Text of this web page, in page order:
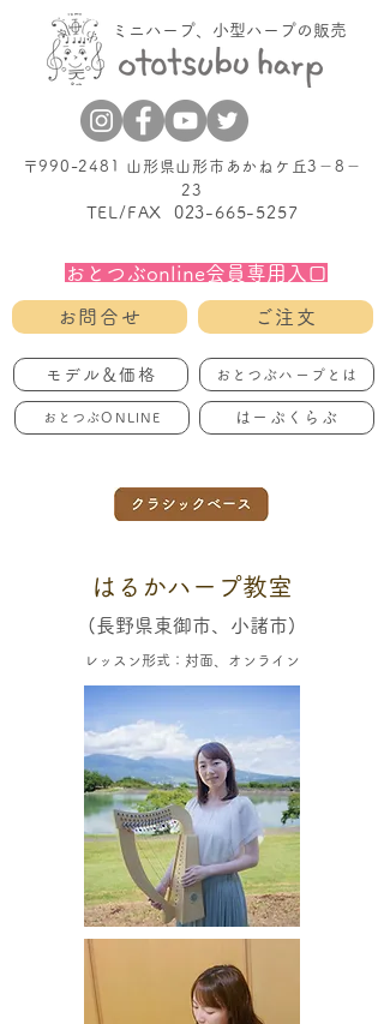
ミニハープ、小型ハープの販売
〒990-2481 山形県山形市あかねケ丘3－8－
23
TEL/FAX 023-665-5257
おとつぶonline会員専用入口
お問合せ ご注文
モデル＆価格 おとつぶハープとは
おとつぶONLINE はーぷくらぶ
はるかハープ教室
(長野県東御市、小諸市)
レッスン形式：対面、オンライン